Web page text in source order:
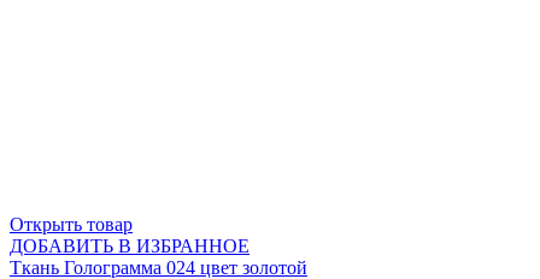
Открыть товар
ДОБАВИТЬ В ИЗБРАННОЕ
Ткань Голограмма 024 цвет золотой